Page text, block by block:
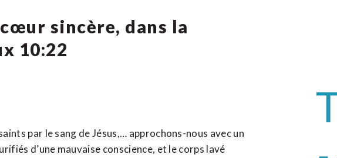
sincère, dans la
10:22
par le sang de Jésus,… approchons-nous avec un
d’une mauvaise conscience, et le corps lavé